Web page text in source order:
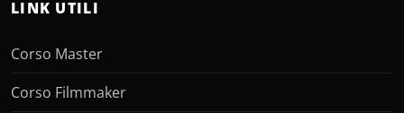
LINK UTILI
Corso Master
Corso Filmmaker